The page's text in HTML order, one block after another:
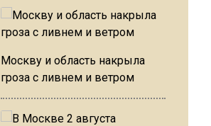
Москву и область накрыла
гроза с ливнем и ветром